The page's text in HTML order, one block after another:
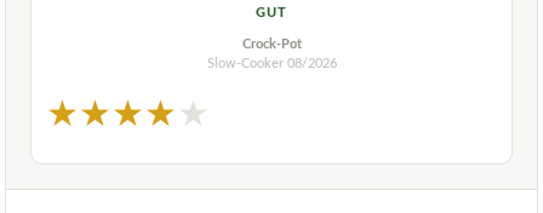
GUT
Crock-Pot
Slow-Cooker 08/2026
★★★★★